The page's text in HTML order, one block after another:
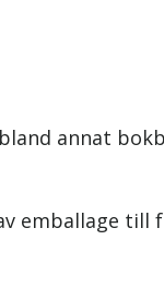
annat
emballage till